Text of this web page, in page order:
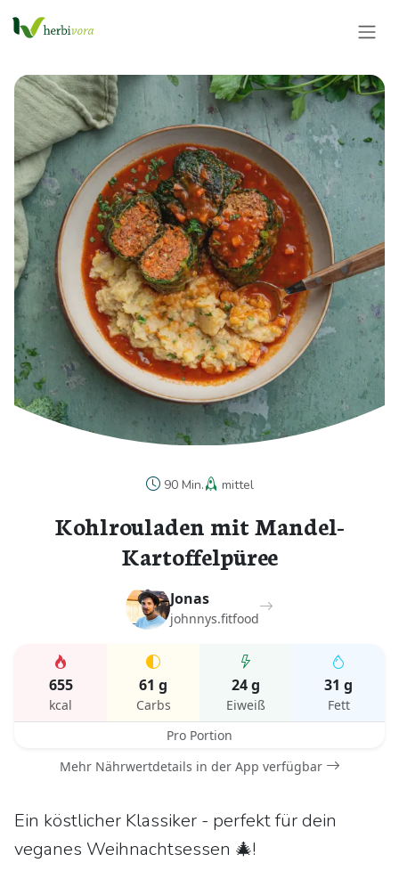
90 Min. mittel
Kohlrouladen mit Mandel-
Kartoffelpüree
Jonas
johnnys.fitfood
655
kcal
61 g
Carbs
24 g
Eiweiß
31 g
Fett
Pro Portion
Mehr Nährwertdetails in der App verfügbar
Ein köstlicher Klassiker - perfekt für dein
veganes Weihnachtsessen 🎄!